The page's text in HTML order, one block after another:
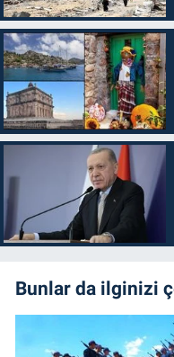
Bunlar da ilginizi